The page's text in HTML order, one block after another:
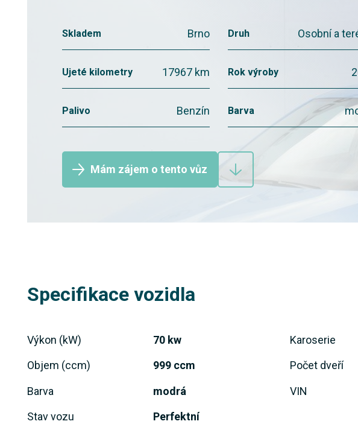
Skladem Brno Druh Osobní a
Ujeté kilometry 17967 km Rok výroby
Palivo Benzín Barva
Mám zájem o tento vůz
Specifikace vozidla
Výkon (kW) 70 kw
Objem (ccm) 999 ccm
Barva modrá
Stav vozu Perfektní
Karoserie
Počet dveří
VIN